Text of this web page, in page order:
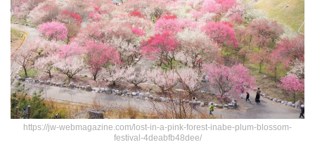
https://jw-webmagazine.com/lost-in-a-pink-forest-inabe-plum-blossom-
festival-4deabfb48dee/